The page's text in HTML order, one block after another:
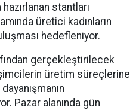
stantları
üretici kadınların
hedefleniyor.
gerçekleştirilecek
üretim süreçlerine
Pazar alanında gün